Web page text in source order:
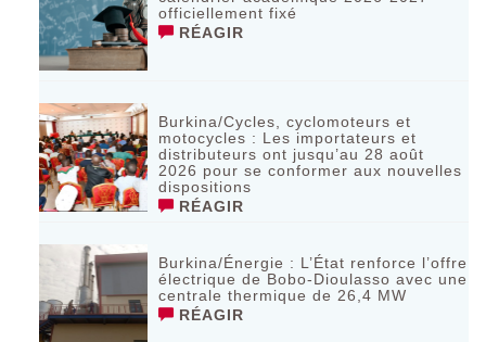
officiellement fixé
RÉAGIR
Burkina/Cycles, cyclomoteurs et
motocycles : Les importateurs et
distributeurs ont jusqu’au 28 août
2026 pour se conformer aux nouvelles
dispositions
RÉAGIR
Burkina/Énergie : L’État renforce l’offre
électrique de Bobo-Dioulasso avec une
centrale thermique de 26,4 MW
RÉAGIR